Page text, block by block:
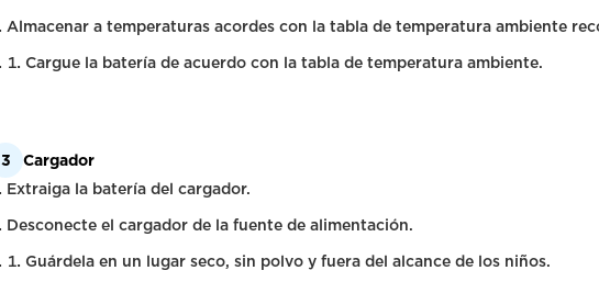
Almacenar a temperaturas acordes con la tabla de temperatura ambiente
Cargue la batería de acuerdo con la tabla de temperatura ambiente.
3
Cargador
Extraiga la batería del cargador.
Desconecte el cargador de la fuente de alimentación.
Guárdela en un lugar seco, sin polvo y fuera del alcance de los niños.